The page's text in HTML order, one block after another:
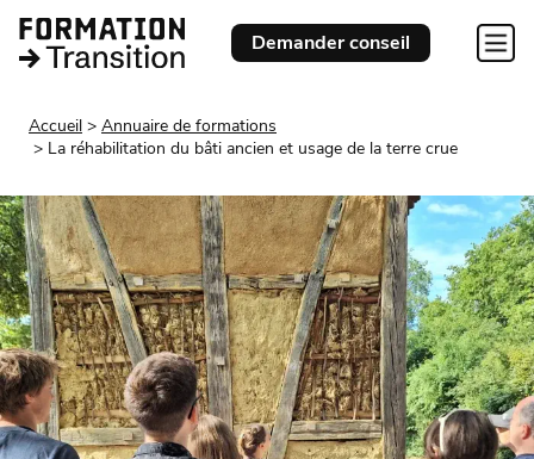
Demander conseil
Accueil
Annuaire de formations
La réhabilitation du bâti ancien et usage de la terre crue